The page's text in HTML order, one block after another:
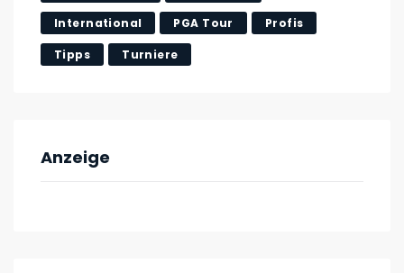
International PGA Tour Profis
Tipps Turniere
Anzeige